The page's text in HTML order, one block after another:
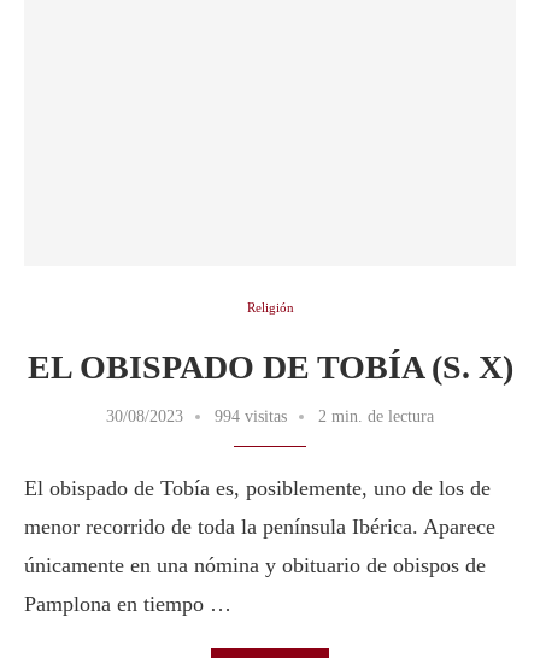
Religión
EL OBISPADO DE TOBÍA (S. X)
30/08/2023 994 visitas 2 min. de lectura
El obispado de Tobía es, posiblemente, uno de los de
menor recorrido de toda la península Ibérica. Aparece
únicamente en una nómina y obituario de obispos de
Pamplona en tiempo …